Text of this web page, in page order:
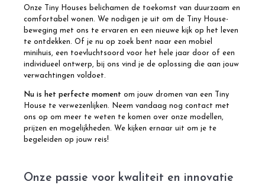
Onze Tiny Houses belichamen de toekomst van duurzaam en
comfortabel wonen. We nodigen je uit om de Tiny House-
beweging met ons te ervaren en een nieuwe kijk op het leven
te ontdekken. Of je nu op zoek bent naar een mobiel
minihuis, een toevluchtsoord voor het hele jaar door of een
individueel ontwerp, bij ons vind je de oplossing die aan jouw
verwachtingen voldoet.
Nu is het perfecte moment om jouw dromen van een Tiny
House te verwezenlijken. Neem vandaag nog contact met
ons op om meer te weten te komen over onze modellen,
prijzen en mogelijkheden. We kijken ernaar uit om je te
begeleiden op jouw reis!
Onze passie voor kwaliteit en innovatie